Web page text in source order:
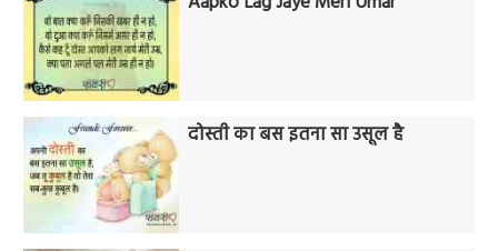
दोस्ती का बस इतना सा उसूल है